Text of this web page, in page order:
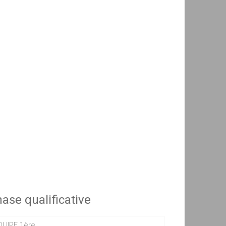
qualificative